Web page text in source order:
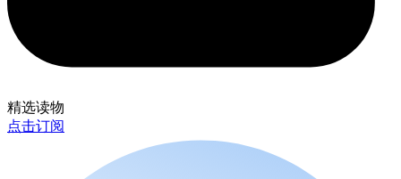
精选读物
点击订阅